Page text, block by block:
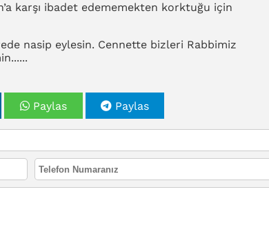
karşı ibadet edememekten korktuğu için
nasip eylesin. Cennette bizleri Rabbimiz
Paylas Paylas